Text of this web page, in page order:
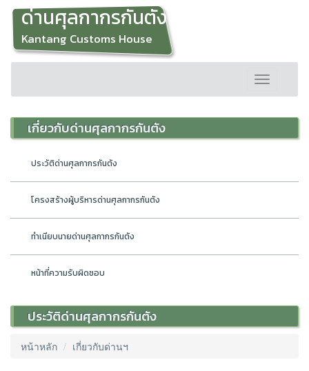
ด่านศุลกากรกันตัง
Kantang Customs House
Toggle
navigation
เกี่ยวกับด่านศุลกากรกันตัง
ประวัติด่านศุลกากรกันตัง
โครงสร้างผู้บริหารด่านศุลกากรกันตัง
ทำเนียบนายด่านศุลกากรกันตัง
หน้าที่ความรับผิดชอบ
ประวัติด่านศุลกากรกันตัง
หน้าหลัก เกี่ยวกับด่านฯ